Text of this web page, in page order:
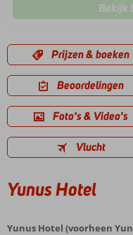
Bekijk
Prijzen & boeken
Beoordelingen
Foto's & Video's
Vlucht
Yunus Hotel
Yunus Hotel (voorheen